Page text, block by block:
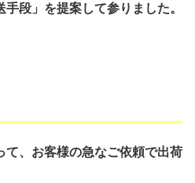
段」を提案して参りました。
て、お客様の急なご依頼で出荷